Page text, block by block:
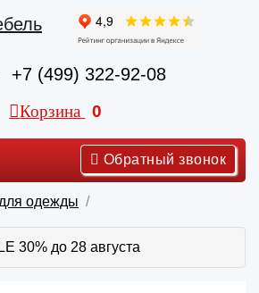
+7 (499) 322-92-08
Корзина 0
Обратный звонок
одежды
30% до 28 августа